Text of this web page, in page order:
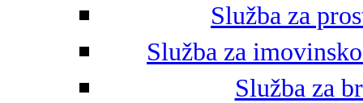
Služba za
Služba za
Služba za